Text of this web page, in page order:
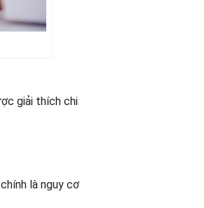
giải thích chi
là nguy cơ